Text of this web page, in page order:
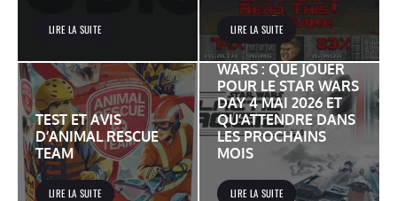
LIRE LA SUITE LIRE LA SUITE
TEST ET AVIS
D’ANIMAL RESCUE
TEAM
LIRE LA SUITE
JEUX VIDÉO STAR
WARS : QUE JOUER
POUR LE STAR WARS
DAY 4 MAI 2026 ET
QU’ATTENDRE DANS
LES PROCHAINS
MOIS
LIRE LA SUITE